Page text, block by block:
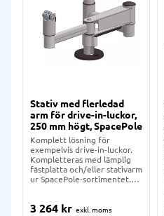
Stativ med flerledad
arm för drive-in-luckor,
250 mm högt, SpacePole
Komplett lösning för
exempelvis drive-in-luckor.
Kompletteras med lämplig
fästplatta och/eller stativarm
ur SpacePole-sortimentet.
grundstolpe på 250 mm,
3 264 kr